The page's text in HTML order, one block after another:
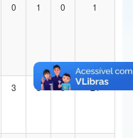
0 1 0 1
3 8 0 21